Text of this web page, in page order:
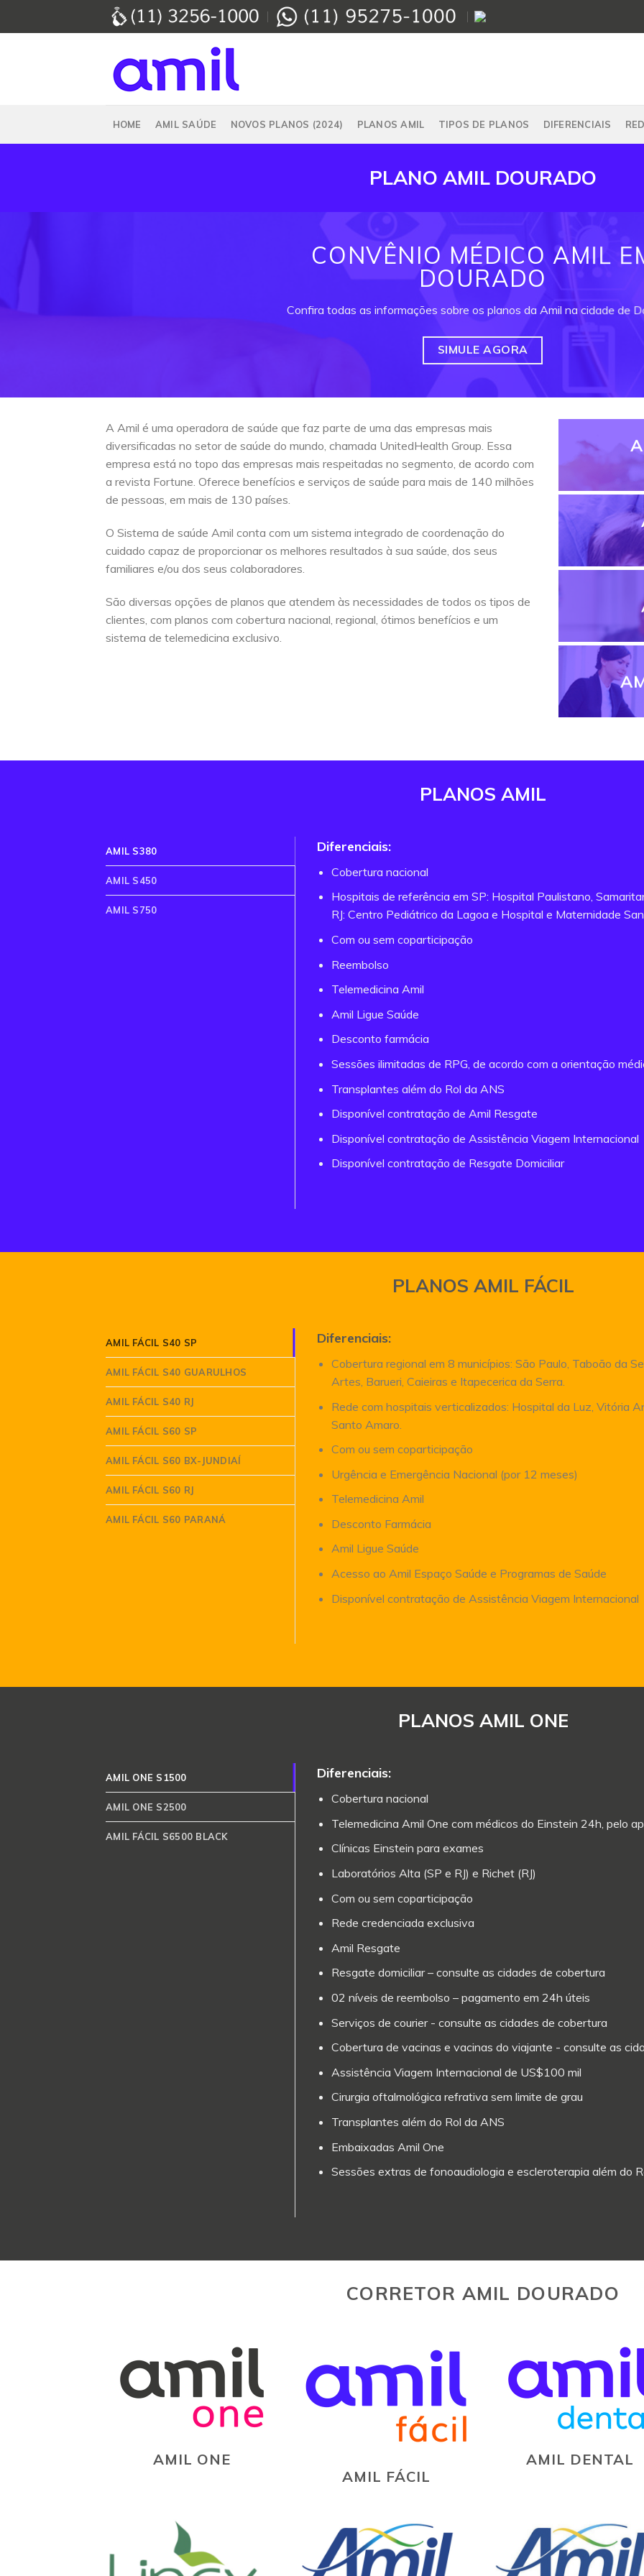
HOME AMIL SAÚDE NOVOS PLANOS (2024) PLANOS AMIL TIPOS DE PLANOS DIFERENCIAIS
PLANO AMIL DOURADO
CONVÊNIO MÉDICO AMIL
DOURADO
Confira todas as informações sobre os planos da Amil na cidade de
SIMULE AGORA
A Amil é uma operadora de saúde que faz parte de uma das empresas mais
diversificadas no setor de saúde do mundo, chamada UnitedHealth Group. Essa
empresa está no topo das empresas mais respeitadas no segmento, de acordo com
a revista Fortune. Oferece benefícios e serviços de saúde para mais de 140 milhões
de pessoas, em mais de 130 países.
O Sistema de saúde Amil conta com um sistema integrado de coordenação do
cuidado capaz de proporcionar os melhores resultados à sua saúde, dos seus
familiares e/ou dos seus colaboradores.
São diversas opções de planos que atendem às necessidades de todos os tipos de
clientes, com planos com cobertura nacional, regional, ótimos benefícios e um
sistema de telemedicina exclusivo.
PLANOS AMIL
AMIL S380
AMIL S450
AMIL S750
Diferenciais:
Cobertura nacional
Hospitais de referência em SP: Hospital Paulistano,
RJ: Centro Pediátrico da Lagoa e Hospital e Maternidade
Com ou sem coparticipação
Reembolso
Telemedicina Amil
Amil Ligue Saúde
Desconto farmácia
Sessões ilimitadas de RPG, de acordo com a orientação
Transplantes além do Rol da ANS
Disponível contratação de Amil Resgate
Disponível contratação de Assistência Viagem Internacional
Disponível contratação de Resgate Domiciliar
PLANOS AMIL FÁCIL
AMIL FÁCIL S40 SP
AMIL FÁCIL S40 GUARULHOS
AMIL FÁCIL S40 RJ
AMIL FÁCIL S60 SP
AMIL FÁCIL S60 BX-JUNDIAÍ
AMIL FÁCIL S60 RJ
AMIL FÁCIL S60 PARANÁ
Diferenciais:
Cobertura regional em 8 municípios: São Paulo, Taboão da
Artes, Barueri, Caieiras e Itapecerica da Serra.
Rede com hospitais verticalizados: Hospital da Luz, Vitória
Santo Amaro.
Com ou sem coparticipação
Urgência e Emergência Nacional (por 12 meses)
Telemedicina Amil
Desconto Farmácia
Amil Ligue Saúde
Acesso ao Amil Espaço Saúde e Programas de Saúde
Disponível contratação de Assistência Viagem Internacional
PLANOS AMIL ONE
AMIL ONE S1500
AMIL ONE S2500
AMIL FÁCIL S6500 BLACK
Diferenciais:
Cobertura nacional
Telemedicina Amil One com médicos do Einstein 24h, pelo
Clínicas Einstein para exames
Laboratórios Alta (SP e RJ) e Richet (RJ)
Com ou sem coparticipação
Rede credenciada exclusiva
Amil Resgate
Resgate domiciliar – consulte as cidades de cobertura
02 níveis de reembolso – pagamento em 24h úteis
Serviços de courier - consulte as cidades de cobertura
Cobertura de vacinas e vacinas do viajante - consulte as
Assistência Viagem Internacional de US$100 mil
Cirurgia oftalmológica refrativa sem limite de grau
Transplantes além do Rol da ANS
Embaixadas Amil One
Sessões extras de fonoaudiologia e escleroterapia além do
CORRETOR AMIL DOURADO
AMIL ONE
AMIL FÁCIL
AMIL DENTAL